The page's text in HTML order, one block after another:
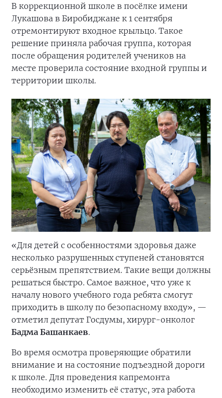
В коррекционной школе в посёлке имени
Лукашова в Биробиджане к 1 сентября
отремонтируют входное крыльцо. Такое
решение приняла рабочая группа, которая
после обращения родителей учеников на
месте проверила состояние входной группы и
территории школы.
«Для детей с особенностями здоровья даже
несколько разрушенных ступеней становятся
серьёзным препятствием. Такие вещи должны
решаться быстро. Самое важное, что уже к
началу нового учебного года ребята смогут
приходить в школу по безопасному входу», —
отметил депутат Госдумы, хирург-онколог
Бадма Башанкаев.
Во время осмотра проверяющие обратили
внимание и на состояние подъездной дороги
к школе. Для проведения капремонта
необходимо изменить её статус, эта работа